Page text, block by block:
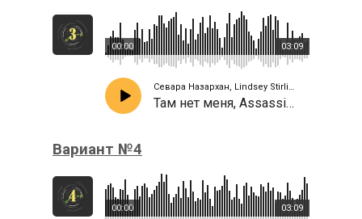
03:09
00:00
Севара Назархан, Lindsey Stirling
Там нет меня, Assassin's Creed III
Вариант №4
03:09
00:00